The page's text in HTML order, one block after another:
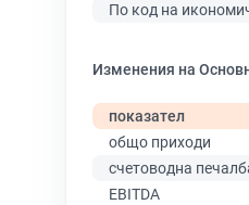
По код на
Изменения на
показател
общо приходи
счетоводна
EBITDA